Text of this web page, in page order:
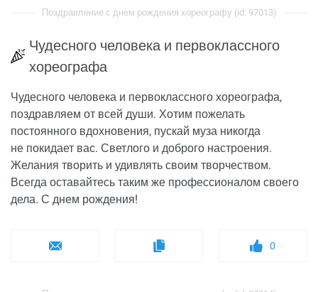
Поздравление с днем рождения хореографу (id: 97013)
Чудесного человека и первоклассного
хореографа
Чудесного человека и первоклассного хореографа,
поздравляем от всей души. Хотим пожелать
постоянного вдохновения, пускай муза никогда
не покидает вас. Светлого и доброго настроения.
Желания творить и удивлять своим творчеством.
Всегда оставайтесь таким же профессионалом своего
дела. С днем рождения!
0